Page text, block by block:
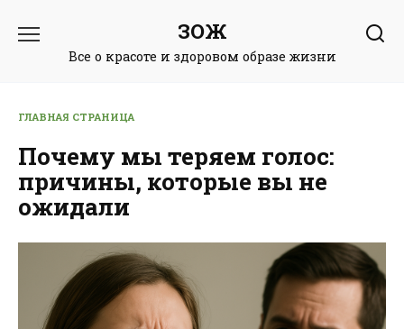
содержанию
ЗОЖ
Все о красоте и здоровом образе жизни
ГЛАВНАЯ СТРАНИЦА
Почему мы теряем голос:
причины, которые вы не
ожидали